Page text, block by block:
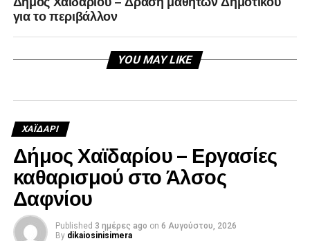
για το περιβάλλον
YOU MAY LIKE
ΧΑΪΔΑΡΙ
Δήμος Χαϊδαρίου – Εργασίες
καθαρισμού στο Άλσος
Δαφνίου
Published 3 ημέρες ago on 6 Αυγούστου, 2026
By dikaiosinisimera